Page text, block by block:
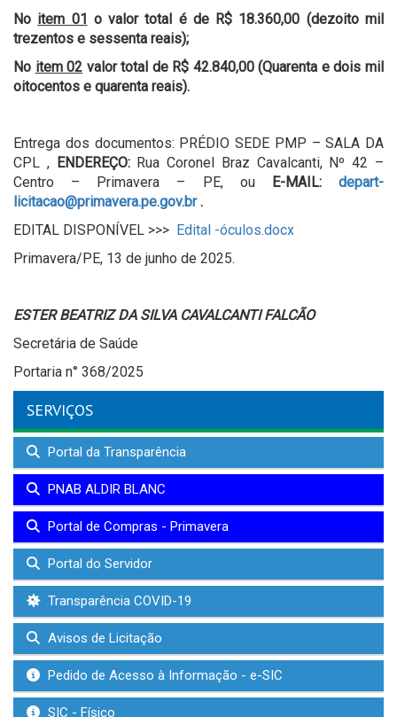
No item 01 o valor total é de R$ 18.360,00 (dezoito mil
trezentos e sessenta reais);
No item 02 valor total de R$ 42.840,00 (Quarenta e dois mil
oitocentos e quarenta reais).
Entrega dos documentos: PRÉDIO SEDE PMP – SALA DA
CPL , ENDEREÇO:Rua Coronel Braz Cavalcanti, Nº 42 –
Centro – Primavera – PE, ou
E-MAIL:depart-
licitacao@primavera.pe.gov.br.
EDITAL DISPONÍVEL >>> Edital -óculos.docx
Primavera/PE, 13 de junho de 2025.
ESTER BEATRIZ DA SILVA CAVALCANTI FALCÃO
Secretária de Saúde
Portaria n° 368/2025
SERVIÇOS
Portal da Transparência
PNAB ALDIR BLANC
Portal de Compras - Primavera
Portal do Servidor
Transparência COVID-19
Avisos de Licitação
Pedido de Acesso à Informação - e-SIC
SIC - Físico